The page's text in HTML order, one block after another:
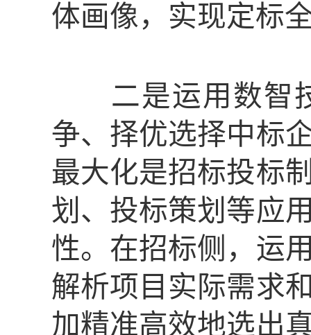
体画像，实现定标
二是运用数智技
争、择优选择中标
最大化是招标投标
划、投标策划等应
性。在招标侧，运
解析项目实际需求
加精准高效地选出